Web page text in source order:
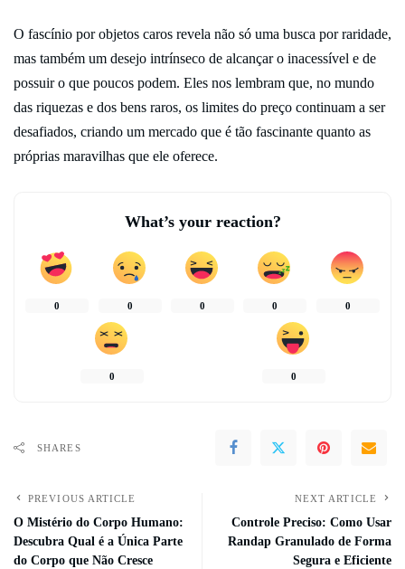
O fascínio por objetos caros revela não só uma busca por raridade,
mas também um desejo intrínseco de alcançar o inacessível e de
possuir o que poucos podem. Eles nos lembram que, no mundo
das riquezas e dos bens raros, os limites do preço continuam a ser
desafiados, criando um mercado que é tão fascinante quanto as
próprias maravilhas que ele oferece.
What’s your reaction?
0 0 0 0 0
0 0
SHARES
PREVIOUS ARTICLE
O Mistério do Corpo Humano:
Descubra Qual é a Única Parte
do Corpo que Não Cresce
NEXT ARTICLE
Controle Preciso: Como Usar
Randap Granulado de Forma
Segura e Eficiente